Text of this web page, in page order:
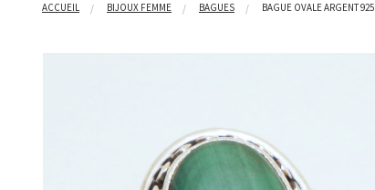
ACCUEIL BIJOUX FEMME BAGUES BAGUE OVALE ARGENT